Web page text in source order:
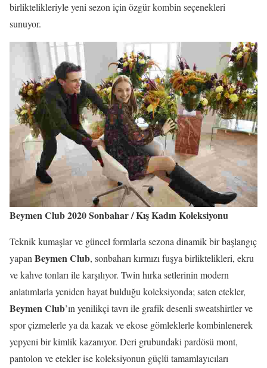
birliktelikleriyle yeni sezon için özgür kombin seçenekleri
sunuyor.
Beymen Club2020 Sonbahar / Kış Kadın Koleksiyonu
Teknik kumaşlar ve güncel formlarla sezona dinamik bir başlangıç
yapan Beymen Club, sonbaharı kırmızı fuşya birliktelikleri, ekru
ve kahve tonları ile karşılıyor. Twin hırka setlerinin modern
anlatımlarla yeniden hayat bulduğu koleksiyonda; saten etekler,
Beymen Club’ın yenilikçi tavrı ile grafik desenli sweatshirtler ve
spor çizmelerle ya da kazak ve ekose gömleklerle kombinlenerek
yepyeni bir kimlik kazanıyor. Deri grubundaki pardösü mont,
pantolon ve etekler ise koleksiyonun güçlü tamamlayıcıları